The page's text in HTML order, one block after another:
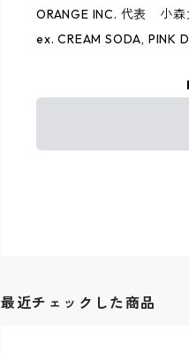
ORANGE INC. 代表 小
ex. CREAM SODA, PINK
最近チェックした商品